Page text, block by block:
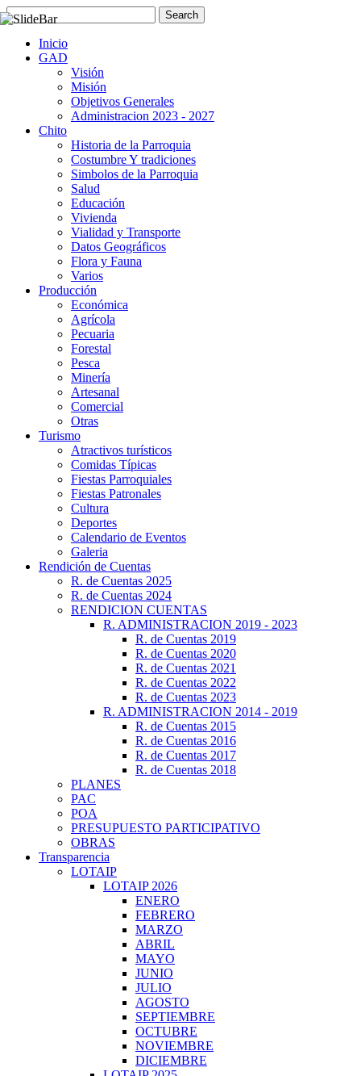
Inicio
GAD
Visión
Misión
Objetivos Generales
Administracion 2023 - 2027
Chito
Historia de la Parroquia
Costumbre Y tradiciones
Simbolos de la Parroquia
Salud
Educación
Vivienda
Vialidad y Transporte
Datos Geográficos
Flora y Fauna
Varios
Producción
Económica
Agrícola
Pecuaria
Forestal
Pesca
Minería
Artesanal
Comercial
Otras
Turismo
Atractivos turísticos
Comidas Típicas
Fiestas Parroquiales
Fiestas Patronales
Cultura
Deportes
Calendario de Eventos
Galeria
Rendición de Cuentas
R. de Cuentas 2025
R. de Cuentas 2024
RENDICION CUENTAS
R. ADMINISTRACION 2019 - 2023
R. de Cuentas 2019
R. de Cuentas 2020
R. de Cuentas 2021
R. de Cuentas 2022
R. de Cuentas 2023
R. ADMINISTRACION 2014 - 2019
R. de Cuentas 2015
R. de Cuentas 2016
R. de Cuentas 2017
R. de Cuentas 2018
PLANES
PAC
POA
PRESUPUESTO PARTICIPATIVO
OBRAS
Transparencia
LOTAIP
LOTAIP 2026
ENERO
FEBRERO
MARZO
ABRIL
MAYO
JUNIO
JULIO
AGOSTO
SEPTIEMBRE
OCTUBRE
NOVIEMBRE
DICIEMBRE